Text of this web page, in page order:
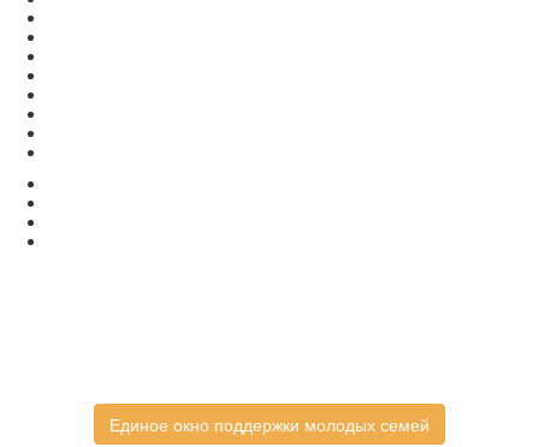
Единое окно поддержки молодых семей